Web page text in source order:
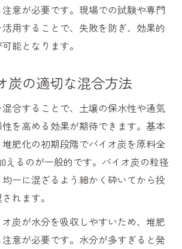
意が必要です。現場での試験や専門
用することで、失敗を防ぎ、効果的
能となります。
炭の適切な混合方法
合することで、土壌の保水性や通気
を高める効果が期待できます。基本
肥化の初期段階でバイオ炭を原料全
えるのが一般的です。バイオ炭の粒径
一に混ざるよう細かく砕いてから投
れます。
炭が水分を吸収しやすいため、堆肥
意が必要です。水分が多すぎると発